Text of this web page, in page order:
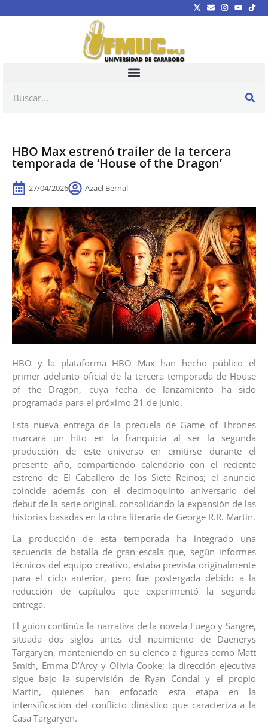
HBO Max estrenó trailer de la tercera
temporada de ‘House of the Dragon’
27/04/2026 Azael Bernal
HBO y la plataforma HBO Max han hecho público el
primer adelanto oficial de la tercera temporada de House
of the Dragon, cuya fecha de lanzamiento ha sido
programada para el próximo 21 de junio.
Esta nueva entrega de la precuela de Game of Thrones
marcará un hito en la franquicia al ser la segunda
producción de este universo en emitirse durante el
presente año, compartiendo calendario con el reciente
estreno de El Caballero de los Siete Reinos; el anuncio
coincide además con el decimoquinto aniversario del
debut de la serie original, consolidando la expansión de las
historias basadas en la obra literaria de George R.R. Martin.
La producción de esta temporada ha integrado una
secuencia de batalla de gran escala que, según informes
técnicos del equipo creativo, estaba prevista originalmente
para el ciclo anterior, pero fue postergada debido a la
reducción de capítulos que experimentó la segunda
entrega.
El guion continúa la narrativa de la novela Fuego y Sangre,
situada dos siglos antes del nacimiento de Daenerys
Targaryen, manteniendo en su elenco a figuras como Matt
Smith, Emma D’Arcy y Olivia Cooke; la dirección ejecutiva
sigue bajo la supervisión de Ryan Condal y el propio
Martin, quienes han enfocado esta etapa en la
intensificación del conflicto dinástico que caracteriza a la
Casa Targaryen.